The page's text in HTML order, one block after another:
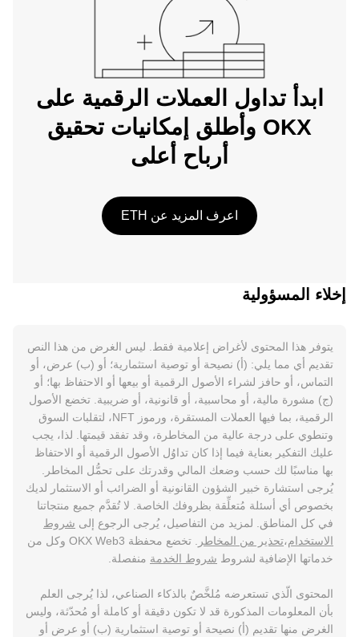
ابدأ تداول العملات الرقمية على
OKX وأطلق إمكانيات تحقيق
أرباح أعلى
اعرف المزيد عن ETH
إخلاء المسؤولية
يتوفر هذا المحتوى لأغراض إعلامية فقط. ليس الغرض من هذا النص
تقديم أي مما يلي: (أ) نصيحة أو توصية استثمارية؛ أو (ب) عرض، أو
التماس، أو حافز لشراء الأصول الرقمية أو بيعها أو الاحتفاظ بها؛ أو
(ج) مشورة مالية، أو محاسبية، أو قانونية، أو ضريبية. تخضع الأصول
الرقمية، بما فيها العملات المستقرة، ورموز NFT، لتقلبات السوق
وتنطوي على درجة عالية من المخاطرة، وقد تفقد قيمتها. لذا، يجب
عليك التفكير بعناية فيما إذا كان تداوُل الأصول الرقمية أو الاحتفاظ
بها مناسبًا لك حسب وضعك المالي وقدرتك على تحمُّل المخاطر.
يُرجى استشارة خبير الشؤون القانونية أو الضرائب أو الاستثمار لديك
بخصوص أي أسئلة مُتعلِّقة بظروفك الخاصة. لا تُقدَّم جميع منتجاتنا
في كل المناطق. لمزيد من التفاصيل، يُرجى الرجوع إلى شروط
الاستخدام،تحذير من المخاطر
. تخضع محفظة OKX Web3 وكل من
خدماتها الإضافية لشروط شروط الخدمة منفصلة.
المحتوى الّذي تستعرضه مُلخَّصٌ بالذكاء الصناعي، لذا يُرجى العلم
بأن المعلومات المذكورة قد لا تكون دقيقة أو كاملة أو مُحدّثة، وليس
الغرض منها تقديم (أ) نصيحة أو توصية استثمارية (ب) أو عرض أو